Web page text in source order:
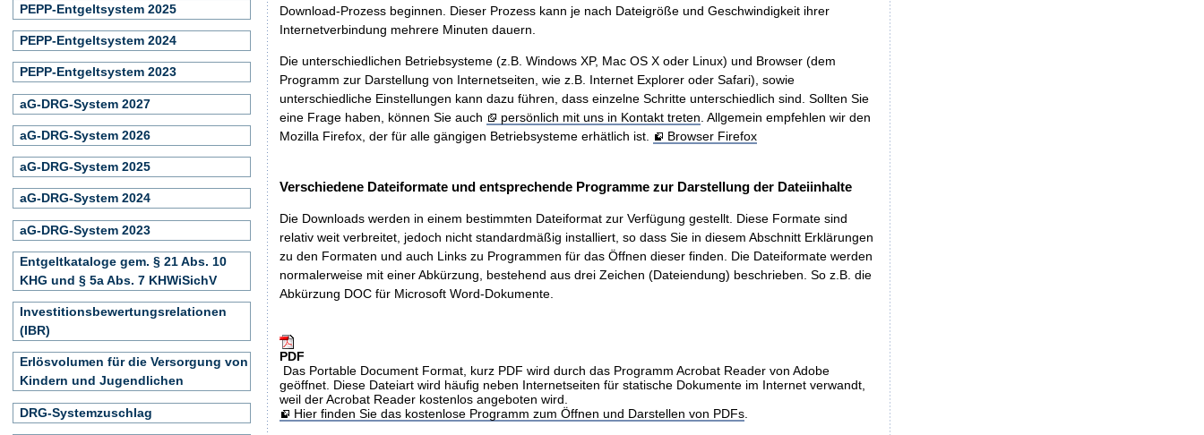
Download-Prozess beginnen. Dieser Prozess kann je nach Dateigröße und Geschwindigkeit ihrer
Internetverbindung mehrere Minuten dauern.
Die unterschiedlichen Betriebsysteme (z.B. Windows XP, Mac OS X oder Linux) und Browser (dem
Programm zur Darstellung von Internetseiten, wie z.B. Internet Explorer oder Safari), sowie
unterschiedliche Einstellungen kann dazu führen, dass einzelne Schritte unterschiedlich sind. Sollten Sie
eine Frage haben, können Sie auch
persönlich mit uns in Kontakt treten . Allgemein empfehlen wir den
Mozilla Firefox, der für alle gängigen Betriebsysteme erhätlich ist.
Browser Firefox
Verschiedene Dateiformate und entsprechende Programme zur Darstellung der Dateiinhalte
Die Downloads werden in einem bestimmten Dateiformat zur Verfügung gestellt. Diese Formate sind
relativ weit verbreitet, jedoch nicht standardmäßig installiert, so dass Sie in diesem Abschnitt Erklärungen
zu den Formaten und auch Links zu Programmen für das Öffnen dieser finden. Die Dateiformate werden
normalerweise mit einer Abkürzung, bestehend aus drei Zeichen (Dateiendung) beschrieben. So z.B. die
Abkürzung DOC für Microsoft Word-Dokumente.
PDF
Das Portable Document Format, kurz PDF wird durch das Programm Acrobat Reader von Adobe
geöffnet. Diese Dateiart wird häufig neben Internetseiten für statische Dokumente im Internet verwandt,
weil der Acrobat Reader kostenlos angeboten wird.
Hier finden Sie das kostenlose Programm zum Öffnen und Darstellen von PDFs.
PEPP-Entgeltsystem 2025
PEPP-Entgeltsystem 2024
PEPP-Entgeltsystem 2023
aG-DRG-System 2027
aG-DRG-System 2026
aG-DRG-System 2025
aG-DRG-System 2024
aG-DRG-System 2023
Entgeltkataloge gem. § 21 Abs. 10
KHG und § 5a Abs. 7 KHWiSichV
Investitionsbewertungsrelationen
(IBR)
Erlösvolumen für die Versorgung von
Kindern und Jugendlichen
DRG-Systemzuschlag